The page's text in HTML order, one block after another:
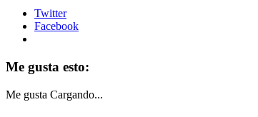
Twitter
Facebook
Me gusta esto:
Me gusta Cargando...